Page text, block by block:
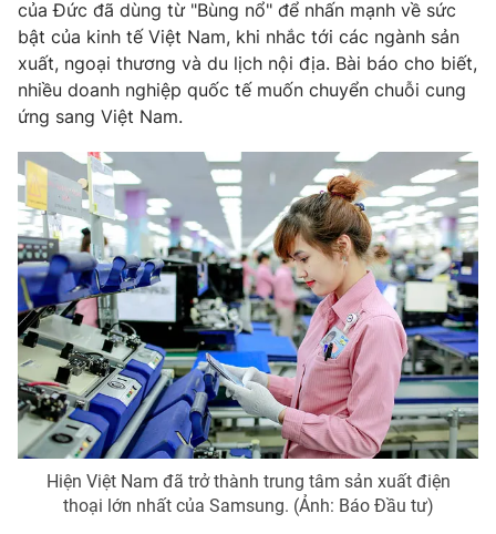
Nhân vật
Khán giả
Giải sao mai
Âm nhạc
Sao
Du lịch
Làm đẹp
Giáo dục
Tuyển sinh
Học trực tuyến
Công nghệ
Hitech Công nghệ tương lai
Sản phẩm
Thị trường
Tư vấn
Giao lưu trực tuyến
Lịch phát sóng
Chuyên mục khác
Emagazine Podcast
Photo Infographic
Video Shorts video
của Đức đã dùng từ "Bùng nổ" để nhấn mạnh về sức
bật của kinh tế Việt Nam, khi nhắc tới các ngành sản
xuất, ngoại thương và du lịch nội địa. Bài báo cho biết,
nhiều doanh nghiệp quốc tế muốn chuyển chuỗi cung
ứng sang Việt Nam.
Hiện Việt Nam đã trở thành trung tâm sản xuất điện
thoại lớn nhất của Samsung. (Ảnh: Báo Đầu tư)